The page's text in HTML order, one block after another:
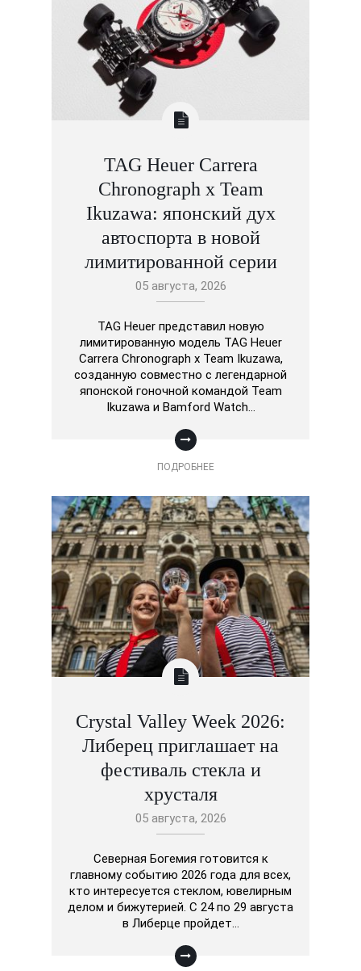
TAG Heuer Carrera
Chronograph x Team
Ikuzawa: японский дух
автоспорта в новой
лимитированной серии
05 августа, 2026
TAG Heuer представил новую
лимитированную модель TAG Heuer
Carrera Chronograph x Team Ikuzawa,
созданную совместно с легендарной
японской гоночной командой Team
Ikuzawa и Bamford Watch…
ПОДРОБНЕЕ
Crystal Valley Week 2026:
Либерец приглашает на
фестиваль стекла и
хрусталя
05 августа, 2026
Северная Богемия готовится к
главному событию 2026 года для всех,
кто интересуется стеклом, ювелирным
делом и бижутерией. С 24 по 29 августа
в Либерце пройдет…